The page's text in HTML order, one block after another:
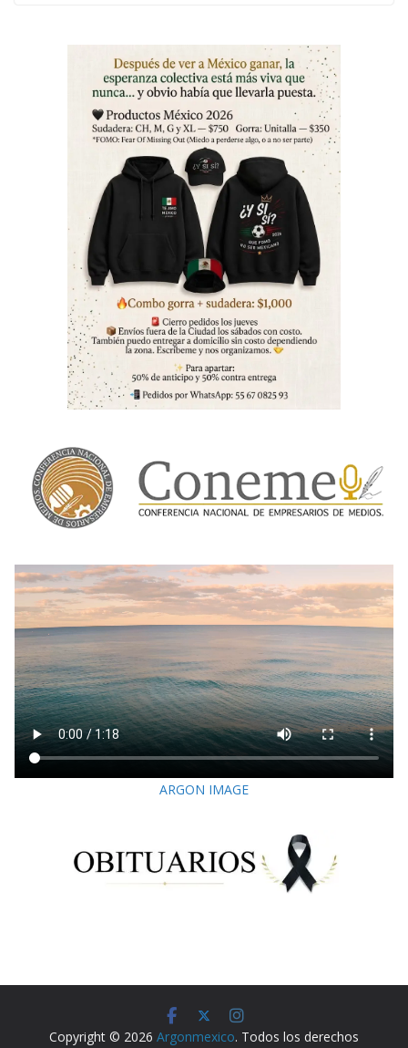
ARGON IMAGE
Copyright © 2026 Argonmexico. Todos los derechos